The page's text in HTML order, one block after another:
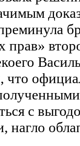
прав»
что
с
нагло